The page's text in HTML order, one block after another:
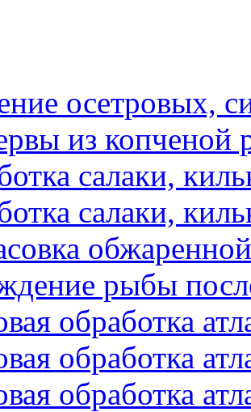
осетровых,
из копченой
салаки,
салаки,
рыбы
обработка
обработка
обработка